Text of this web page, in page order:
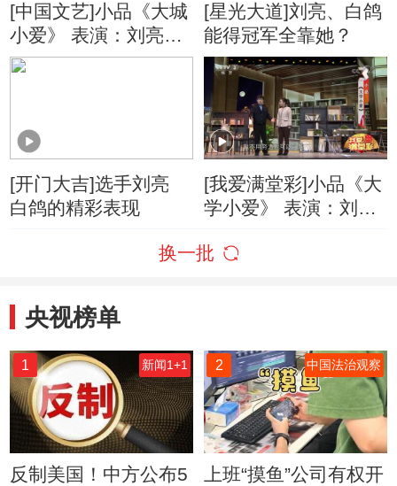
[中国文艺]小品《大城
小爱》 表演：刘亮，
白鸽 等
[星光大道]刘亮、白鸽
能得冠军全靠她？
[开门大吉]选手刘亮
白鸽的精彩表现
[我爱满堂彩]小品《大
学小爱》 表演：刘亮
换一批
央视榜单
1 新闻1+1
反制美国！中方公布5
2 中国法治观察
上班“摸鱼”公司有权开